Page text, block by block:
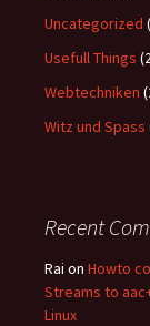
Uncategorized
Usefull Things
Webtechniken
Witz und Spass
Recent
Rai on Howto
Streams to
Linux